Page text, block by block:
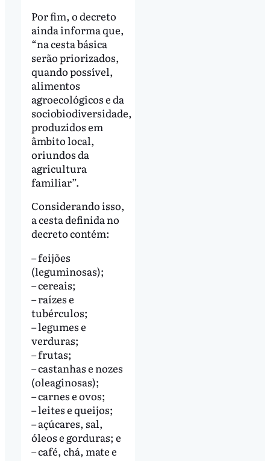
Por fim, o decreto
ainda informa que,
“na cesta básica
serão priorizados,
quando possível,
alimentos
agroecológicos e da
sociobiodiversidade,
produzidos em
âmbito local,
oriundos da
agricultura
familiar”.
Considerando isso,
a cesta definida no
decreto contém:
– feijões
(leguminosas);
– cereais;
– raízes e
tubérculos;
– legumes e
verduras;
– frutas;
– castanhas e nozes
(oleaginosas);
– carnes e ovos;
– leites e queijos;
– açúcares, sal,
óleos e gorduras; e
– café, chá, mate e